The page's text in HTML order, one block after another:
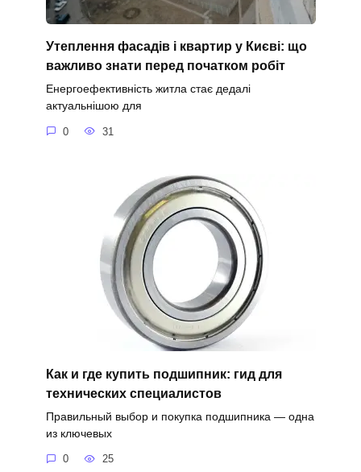
Утеплення фасадів і квартир у Києві: що
важливо знати перед початком робіт
Енергоефективність житла стає дедалі
актуальнішою для
0 31
Как и где купить подшипник: гид для
технических специалистов
Правильный выбор и покупка подшипника — одна
из ключевых
0 25